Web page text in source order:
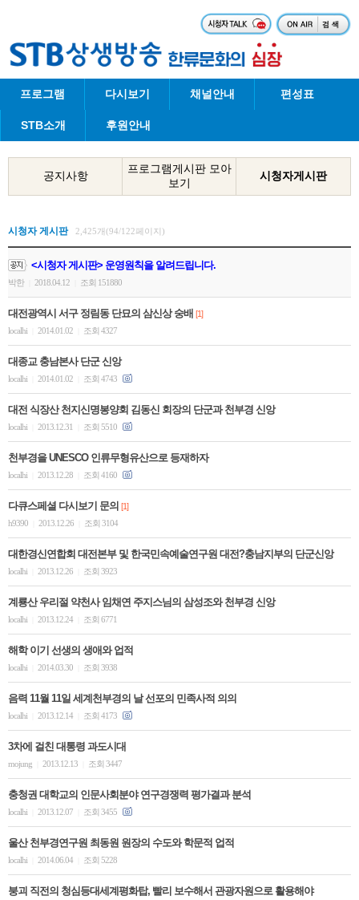
프로그램 다시보기 채널안내 편성표
STB소개 후원안내
공지사항
프로그램게시판 모아
보기
시청자게시판
시청자 게시판 2,425개(94/122페이지)
<시청자 게시판> 운영원칙을 알려드립니다.
박한 2018.04.12 조회 151880
대전광역시 서구 정림동 단묘의 삼신상 숭배 [1]
localhi
2014.01.02 조회 4327
대종교 충남본사 단군 신앙
localhi 2014.01.02 조회 4743
대전 식장산 천지신명봉양회 김동신 회장의 단군과 천부경 신앙
localhi 2013.12.31 조회 5510
천부경을 UNESCO 인류무형유산으로 등재하자
localhi 2013.12.28 조회 4160
다큐스페셜 다시보기 문의 [1]
h9390
2013.12.26 조회 3104
대한경신연합회 대전본부 및 한국민속예술연구원 대전?충남지부의 단군신앙
localhi 2013.12.26 조회 3923
계룡산 우리절 약천사 임채연 주지스님의 삼성조와 천부경 신앙
localhi 2013.12.24 조회 6771
해학 이기 선생의 생애와 업적
localhi 2014.03.30 조회 3938
음력 11월 11일 세계천부경의 날 선포의 민족사적 의의
localhi 2013.12.14 조회 4173
3차에 걸친 대통령 과도시대
mojung 2013.12.13 조회 3447
충청권 대학교의 인문사회분야 연구경쟁력 평가결과 분석
localhi 2013.12.07 조회 3455
울산 천부경연구원 최동원 원장의 수도와 학문적 업적
localhi 2014.06.04 조회 5228
붕괴 직전의 청심등대세계평화탑, 빨리 보수해서 관광자원으로 활용해야